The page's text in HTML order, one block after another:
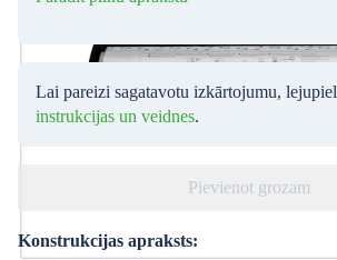
Lai pareizi sagatavotu izkārtojumu,
instrukcijas un veidnes.
Pievienot grozam
Konstrukcijas apraksts: